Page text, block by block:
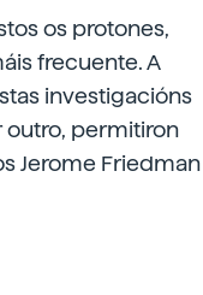
os protones,
frecuente. A
investigacións
outro, permitiron
Jerome Friedman